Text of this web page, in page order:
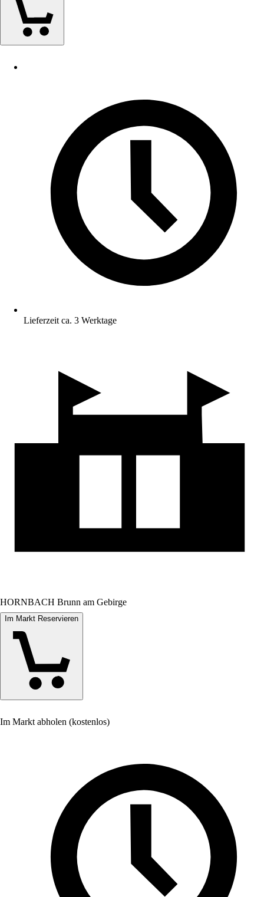
Lieferzeit ca. 3 Werktage
HORNBACH Brunn am Gebirge
Im Markt Reservieren
Im Markt abholen (kostenlos)